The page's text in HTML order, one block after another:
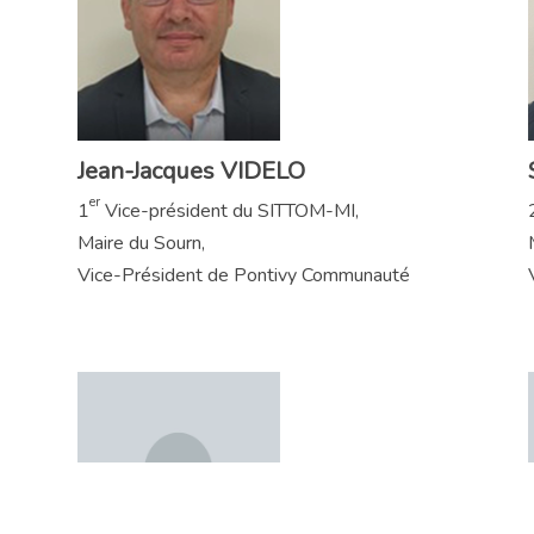
Jean-Jacques VIDELO
1er Vice-président du SITTOM-MI,
Maire du Sourn,
Vice-Président de Pontivy Communauté